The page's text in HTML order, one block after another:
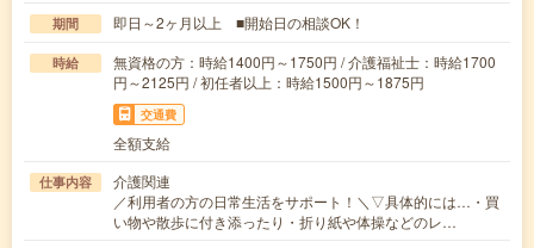
期間 即日～2ヶ月以上 ■開始日の相談OK！
時給
無資格の方：時給1400円～1750円 / 介護福祉士：時給1700
円～2125円 / 初任者以上：時給1500円～1875円
交通費
全額支給
仕事内容
介護関連
／利用者の方の日常生活をサポート！＼▽具体的には…・買
い物や散歩に付き添ったり・折り紙や体操などのレ…